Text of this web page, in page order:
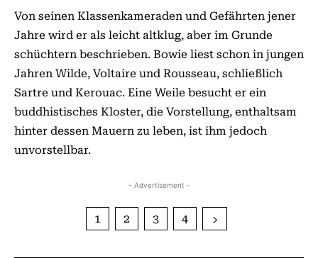
Von seinen Klassenkameraden und Gefährten jener
Jahre wird er als leicht altklug, aber im Grunde
schüchtern beschrieben. Bowie liest schon in jungen
Jahren Wilde, Voltaire und Rousseau, schließlich
Sartre und Kerouac. Eine Weile besucht er ein
buddhistisches Kloster, die Vorstellung, enthaltsam
hinter dessen Mauern zu leben, ist ihm jedoch
unvorstellbar.
- Advertisement -
1 2 3 4